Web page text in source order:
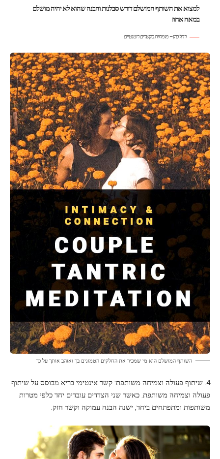
למצוא את השותף המושלם דורש סבלנות והבנה שהוא לא יהיה מושלם
במאה אחוז
רחל כהן – מומחית בקשרים רומנטיים
השותף המושלם הוא מי שמכיר את החלקים הטמונים בך ואוהב אותך על כך
4. שיתוף פעולה וצמיחה משותפת: קשר אינטימי בריא מבוסס על שיתוף
פעולה וצמיחה משותפת. כאשר שני הצדדים עובדים יחד כלפי מטרות
משותפות ומתפתחים ביחד, ישנה הבנה עמוקה וקשר חזק.